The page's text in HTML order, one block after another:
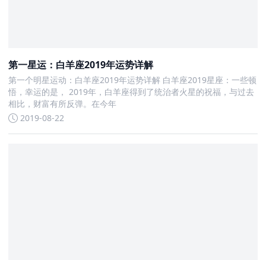
第一星运：白羊座2019年运势详解
第一个明星运动：白羊座2019年运势详解 白羊座2019星座：一些顿
悟，幸运的是， 2019年，白羊座得到了统治者火星的祝福，与过去
相比，财富有所反弹。在今年
2019-08-22